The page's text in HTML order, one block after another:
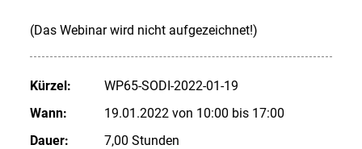
(Das Webinar wird nicht aufgezeichnet!)
Kürzel:
WP65-SODI-2022-01-19
Wann:
19.01.2022 von 10:00 bis 17:00
Dauer:
7,00 Stunden